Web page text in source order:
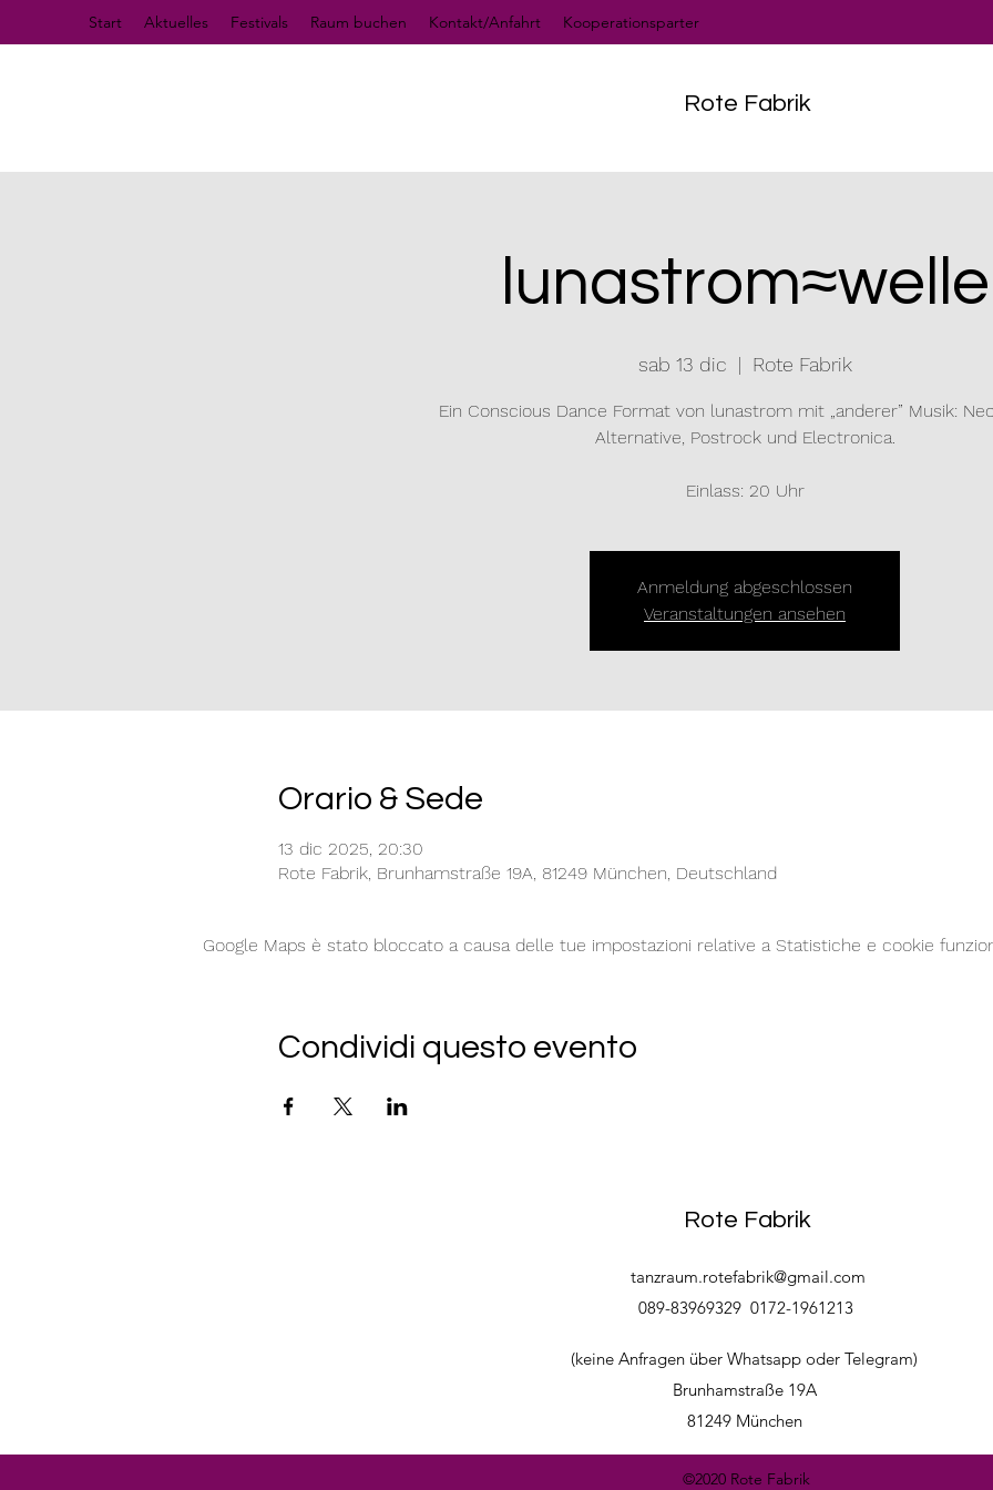
Start Aktuelles Festivals Raum buchen Kontakt/Anfahrt Kooperationsparter
Rote Fabrik
lunastrom≈welle
sab 13 dic
  |
Rote Fabrik
Ein Conscious Dance Format von lunastrom mit „anderer” Musik:
Alternative, Postrock und Electronica.
Einlass: 20 Uhr
Anmeldung abgeschlossen
Veranstaltungen ansehen
Orario & Sede
13 dic 2025, 20:30
Rote Fabrik, Brunhamstraße 19A, 81249 München, Deutschland
Google Maps è stato bloccato a causa delle tue impostazioni relative a Statistiche e cookie
Condividi questo evento
Rote Fabrik
tanzraum.rotefabrik@gmail.com
089-83969329 0172-1961213
(keine Anfragen über Whatsapp oder Telegram)
Brunhamstraße 19A
81249 München
©2020 Rote Fabrik